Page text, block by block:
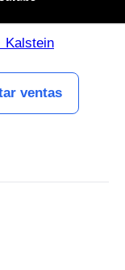
Kalstein
ventas